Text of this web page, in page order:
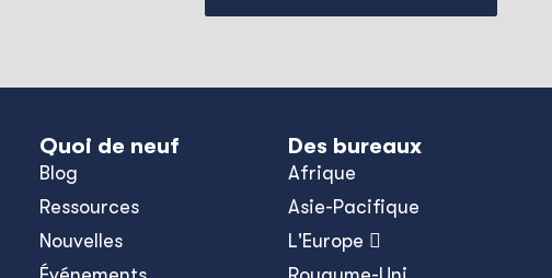
Quoi de neuf
Blog
Ressources
Nouvelles
Des bureaux
Afrique
Asie-Pacifique
L'Europe 